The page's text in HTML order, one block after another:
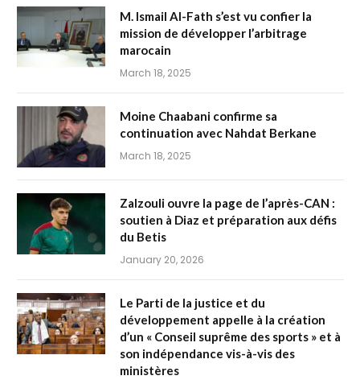
M. Ismail Al-Fath s’est vu confier la
mission de développer l’arbitrage
marocain
March 18, 2025
Moine Chaabani confirme sa
continuation avec Nahdat Berkane
March 18, 2025
Zalzouli ouvre la page de l’après-CAN :
soutien à Diaz et préparation aux défis
du Betis
January 20, 2026
Le Parti de la justice et du
développement appelle à la création
d’un « Conseil suprême des sports » et à
son indépendance vis-à-vis des
ministères